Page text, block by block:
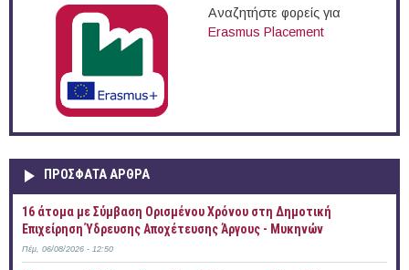
Αναζητήστε φορείς για
Erasmus Placement
ΠΡOΣΦΑΤΑ AΡΘΡΑ
16 άτομα με Σύμβαση Ορισμένου Χρόνου στη Δημοτική
Επιχείρηση Ύδρευσης Αποχέτευσης Άργους - Μυκηνών
Πέμ, 06/08/2026 - 12:50